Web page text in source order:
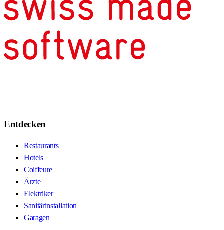
Entdecken
Restaurants
Hotels
Coiffeure
Ärzte
Elektriker
Sanitärinstallation
Garagen